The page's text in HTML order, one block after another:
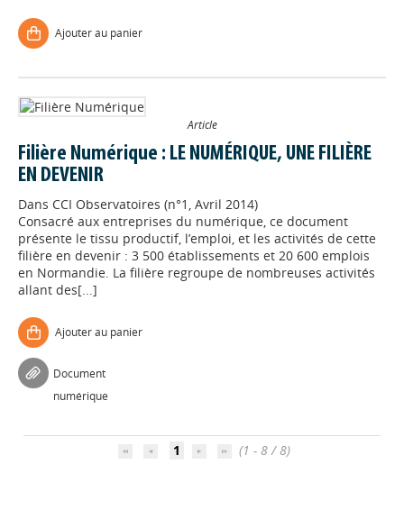
Ajouter au panier
Article
Filière Numérique : LE NUMÉRIQUE, UNE FILIÈRE
EN DEVENIR
Dans CCI Observatoires (n°1, Avril 2014)
Consacré aux entreprises du numérique, ce document
présente le tissu productif, l’emploi, et les activités de cette
filière en devenir : 3 500 établissements et 20 600 emplois
en Normandie. La filière regroupe de nombreuses activités
allant des[...]
Ajouter au panier
Document
numérique
1 (1 - 8 / 8)
Appels à projets
Déposer une actu !
Accéder à son compte - (Se